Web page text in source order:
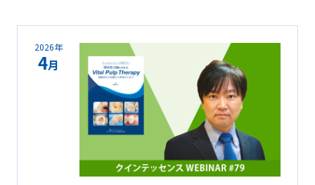
2026年
4月